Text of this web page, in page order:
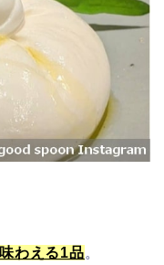
わえる1品。